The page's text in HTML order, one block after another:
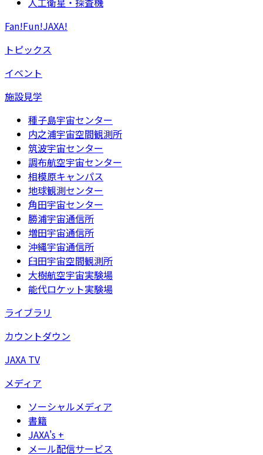
Fan!Fun!JAXA!
トピックス
イベント
施設見学
種子島宇宙センター
内之浦宇宙空間観測所
筑波宇宙センター
調布航空宇宙センター
相模原キャンパス
地球観測センター
角田宇宙センター
勝浦宇宙通信所
増田宇宙通信所
沖縄宇宙通信所
臼田宇宙空間観測所
大樹航空宇宙実験場
能代ロケット実験場
ライブラリ
カウントダウン
JAXA TV
メディア
ソーシャルメディア
書籍
JAXA's +
メール配信サービス